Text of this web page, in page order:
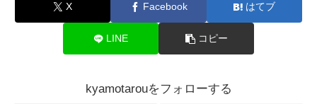
X Facebook はてブ
LINE コピー
kyamotarouをフォローする